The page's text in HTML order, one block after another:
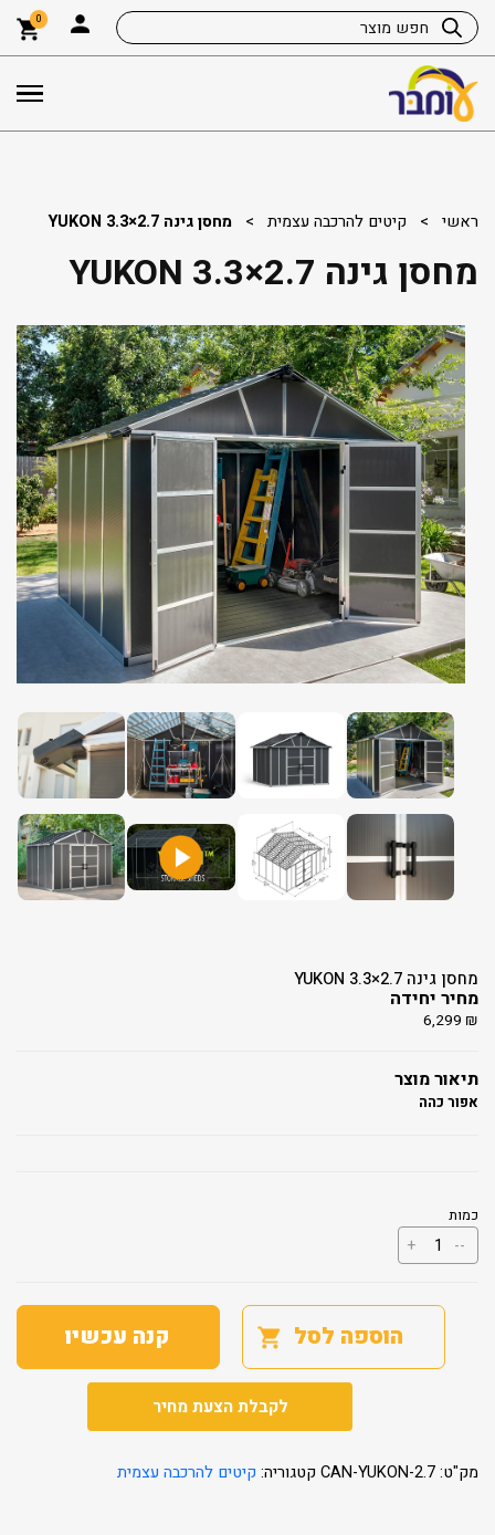
0
ראשי > קיטים להרכבה עצמית > מחסן גינה YUKON 3.3×2.7
מחסן גינה YUKON 3.3×2.7
מחסן גינה YUKON 3.3×2.7
מחיר יחידה
6,299 ₪
תיאור מוצר
אפור כהה
כמות
--
כמות
של
YUKON
+
הוספה לסל קנה עכשיו
לקבלת הצעת מחיר
מק"ט:CAN-YUKON-2.7 קטגוריה: קיטים להרכבה עצמית